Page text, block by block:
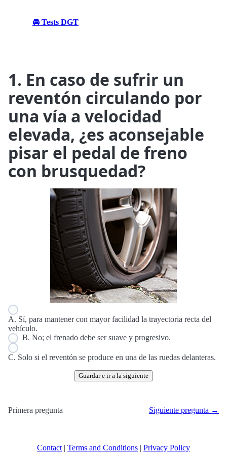
🚘 Tests DGT
1. En caso de sufrir un
reventón circulando por
una vía a velocidad
elevada, ¿es aconsejable
pisar el pedal de freno
con brusquedad?
A. Sí, para mantener con mayor facilidad la trayectoria recta del
vehículo.
B. No; el frenado debe ser suave y progresivo.
C. Solo si el reventón se produce en una de las ruedas delanteras.
Guardar e ir a la siguiente
Primera pregunta Siguiente pregunta →
Contact | Terms and Conditions | Privacy Policy